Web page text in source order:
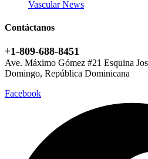
Vascular News
Contáctanos
+1-809-688-8451
Ave. Máximo Gómez #21 Esquina
Domingo, República Dominicana
Facebook